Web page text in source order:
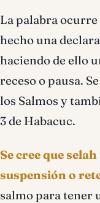
La palabra ocurre
hecho una
haciendo de ello
receso o pausa.
los Salmos y
3 de Habacuc.
Se cree que
suspensión o
salmo para tener